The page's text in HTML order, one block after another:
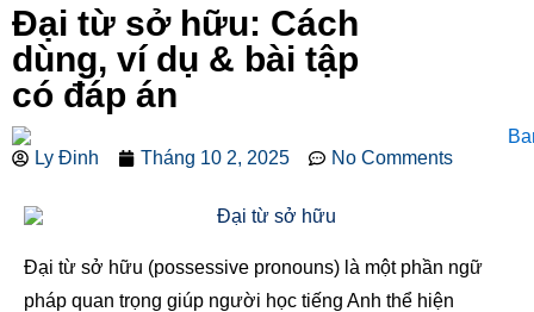
Đại từ sở hữu: Cách
dùng, ví dụ & bài tập
có đáp án
Ly Đinh Tháng 10 2, 2025 No Comments
Đại từ sở hữu (possessive pronouns) là một phần ngữ
pháp quan trọng giúp người học tiếng Anh thể hiện